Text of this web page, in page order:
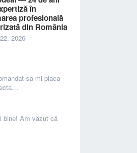
în
profesională
din România
2026
sa-mi placa
bine! Am văzut că